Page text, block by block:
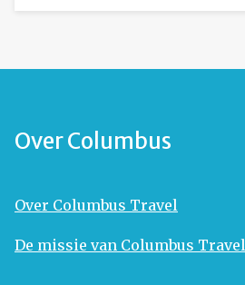
Over Columbus
Over Columbus Travel
De missie van Columbus Travel